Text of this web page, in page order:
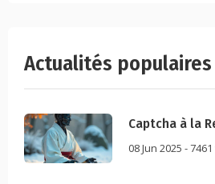
Actualités populaires
Captcha à la
08 Jun 2025 -